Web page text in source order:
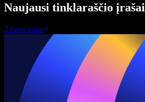
Naujausi tinklaraščio įrašai
Žiūrėti visus